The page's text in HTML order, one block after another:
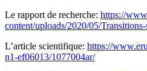
Le rapport de recherche: https://
content/uploads/2020/05/
L’article scientifique: https://
n1-ef06013/1077004ar/